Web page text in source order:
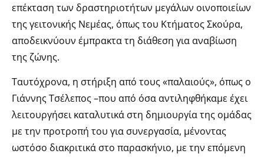
επέκταση των δραστηριοτήτων μεγάλων οινοποιείων
της γειτονικής Νεμέας, όπως του Κτήματος Σκούρα,
αποδεικνύουν έμπρακτα τη διάθεση για αναβίωση
της ζώνης.
Ταυτόχρονα, η στήριξη από τους «παλαιούς», όπως ο
Γιάννης Τσέλεπος –που από όσα αντιληφθήκαμε έχει
λειτουργήσει καταλυτικά στη δημιουργία της ομάδας
με την προτροπή του για συνεργασία, μένοντας
ωστόσο διακριτικά στο παρασκήνιο, με την επόμενη